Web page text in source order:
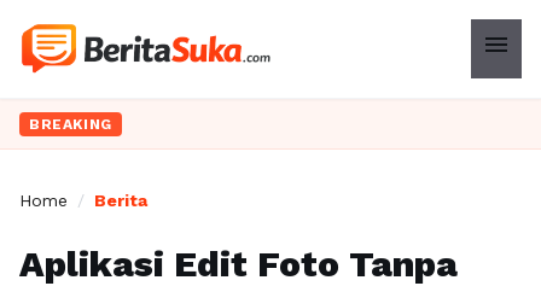
menu
BREAKING
Home / Berita
Aplikasi Edit Foto Tanpa